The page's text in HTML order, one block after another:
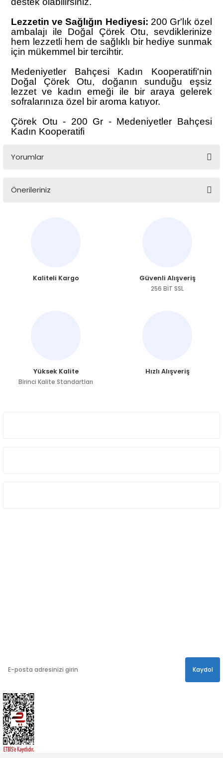
Lezzetin ve Sağlığın Hediyesi: 200 Gr'lık özel
ambalajı ile Doğal Çörek Otu, sevdiklerinize
hem lezzetli hem de sağlıklı bir hediye sunmak
için mükemmel bir tercihtir.
Medeniyetler Bahçesi Kadın Kooperatifi'nin
Doğal Çörek Otu, doğanın sunduğu eşsiz
lezzet ve kadın emeği ile bir araya gelerek
sofralarınıza özel bir aroma katıyor.
Çörek Otu - 200 Gr - Medeniyetler Bahçesi
Kadın Kooperatifi
Yorumlar
Önerileriniz
Ürün açıklamasında eksik bilgiler bulunuyor.
Kaliteli Kargo Güvenli Alışveriş
256 BİT SSL
Yüksek Kalite
Birinci Kalite Standartları
Hızlı Alışveriş
Kaydol